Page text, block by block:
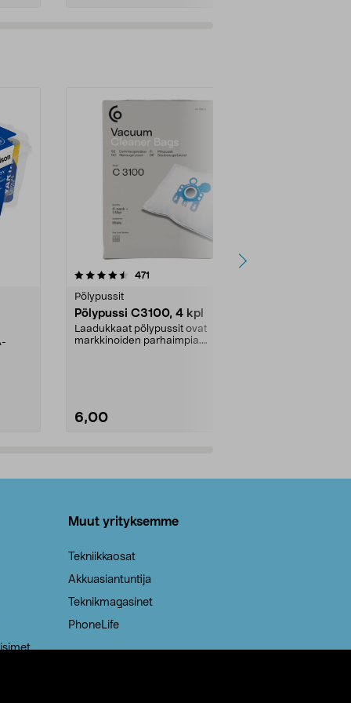
471
Pölypussit
Pölypussi C3100, 4 kpl
Laadukkaat pölypussit ovat
markkinoiden parhaimpia.
6,00
4.5viidestä
Muut yrityksemme
Tekniikkaosat
Akkuasiantuntija
Teknikmagasinet
PhoneLife